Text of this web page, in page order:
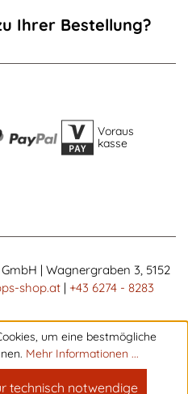
Ihrer Bestellung?
Voraus
kasse
| Wagnergraben 3, 5152
shop.at | +43 6274 - 8283
um eine bestmögliche
Mehr Informationen ...
technisch notwendige